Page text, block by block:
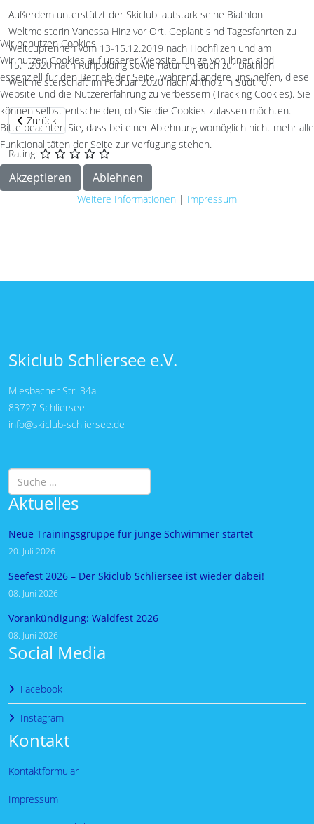
Außerdem unterstützt der Skiclub lautstark seine Biathlon
Weltmeisterin Vanessa Hinz vor Ort. Geplant sind Tagesfahrten zu
Weltcuprennen vom 13-15.12.2019 nach Hochfilzen und am
15.1.2020 nach Ruhpolding sowie natürlich auch zur Biathlon
Weltmeisterschaft im Februar 2020 nach Antholz in Südtirol.
Vorheriger Beitrag: Skiclubkinder starten beim 17. Internationalen
Zurück
Rating:
Skiclub Schliersee e.V.
Miesbacher Str. 34a
83727 Schliersee
info@skiclub-schliersee.de
Suchen
Aktuelles
Neue Trainingsgruppe für junge Schwimmer startet
20. Juli 2026
Seefest 2026 – Der Skiclub Schliersee ist wieder dabei!
08. Juni 2026
Vorankündigung: Waldfest 2026
08. Juni 2026
Social Media
Facebook
Instagram
Kontakt
Kontaktformular
Impressum
Wir benutzen Cookies
Wir nutzen Cookies auf unserer Website. Einige von ihnen sind
essenziell für den Betrieb der Seite, während andere uns helfen, diese
Website und die Nutzererfahrung zu verbessern (Tracking Cookies). Sie
können selbst entscheiden, ob Sie die Cookies zulassen möchten.
Bitte beachten Sie, dass bei einer Ablehnung womöglich nicht mehr alle
Funktionalitäten der Seite zur Verfügung stehen.
Akzeptieren Ablehnen
Weitere Informationen | Impressum